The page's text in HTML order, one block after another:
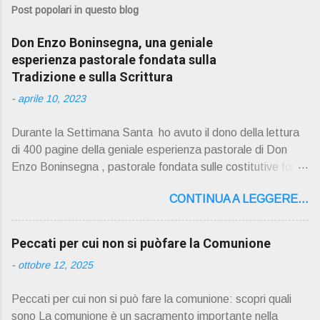
Post popolari in questo blog
Don Enzo Boninsegna, una geniale
esperienza pastorale fondata sulla
Tradizione e sulla Scrittura
- aprile 10, 2023
Durante la Settimana Santa ho avuto il dono della lettura
di 400 pagine della geniale esperienza pastorale di Don
Enzo Boninsegna , pastorale fondata sulle costitutive fon ti
Dio giunta in continuit à ecclesiale a noi per mezzo di Gesù,
degli Apostoli e dei loro successori . Io don Gino Oliosi v
orrei contribuire ad una lettura non pregiudiziale su don
Enzo Boninsegna . Per gli ultimi tempi di vita l'ho scelto
come Confessore. Del suo volume " ERO "CURATO" …
D on Enzo Boninsegna , per ordinazioni Via San Giovanni
CONTINUA A LEGGERE...
Peccati per cui non si puòfare la Comunione
- ottobre 12, 2025
Peccati per cui non si può fare la comunione: scopri quali
sono La comunione è un sacramento importante nella